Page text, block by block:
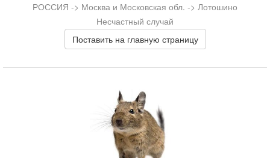
РОССИЯ -> Москва и Московская обл. -> Лотошино
Несчастный случай
Поставить на главную страницу